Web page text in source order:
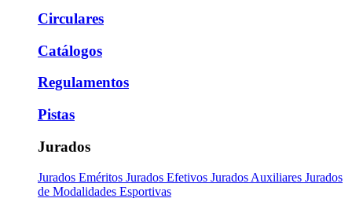
Circulares
Catálogos
Regulamentos
Pistas
Jurados
Jurados Eméritos Jurados Efetivos Jurados Auxiliares Jurados
de Modalidades Esportivas